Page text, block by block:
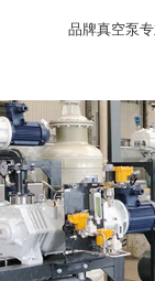
品牌真空泵